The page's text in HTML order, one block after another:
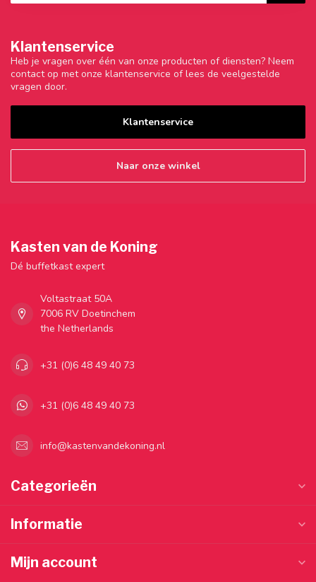
Klantenservice
Heb je vragen over één van onze producten of diensten? Neem
contact op met onze klantenservice of lees de veelgestelde
vragen door.
Klantenservice
Naar onze winkel
Kasten van de Koning
Dé buffetkast expert
Voltastraat 50A
7006 RV Doetinchem
the Netherlands
+31 (0)6 48 49 40 73
+31 (0)6 48 49 40 73
info@kastenvandekoning.nl
Categorieën
Informatie
Mijn account